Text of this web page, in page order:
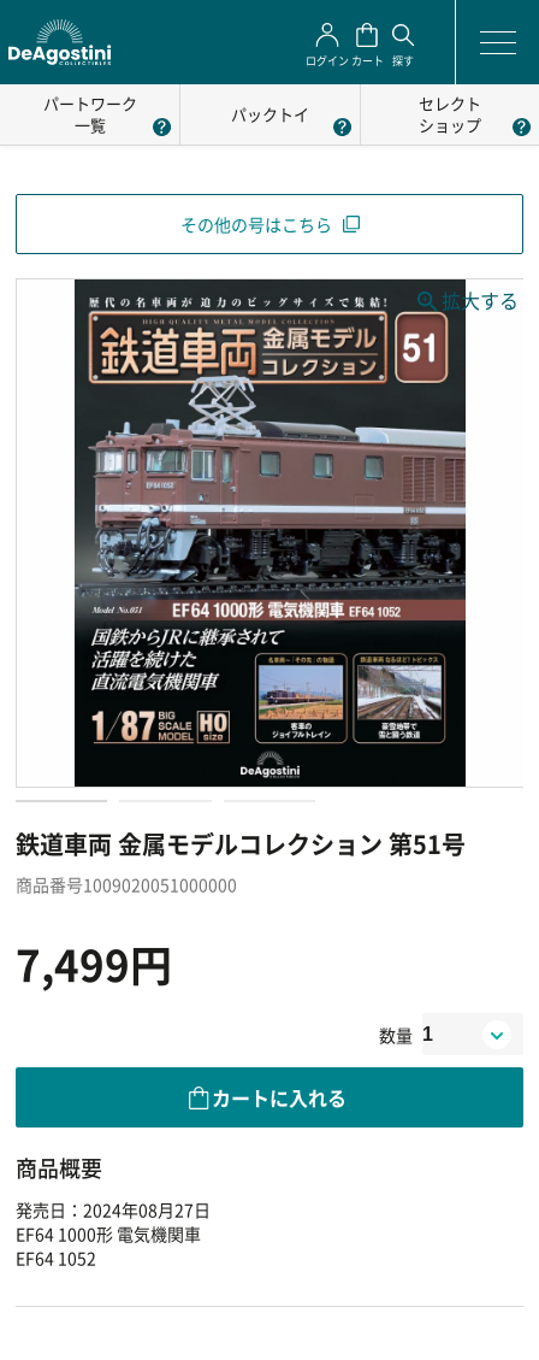
ログイン カート 探す
パートワーク
一覧
パックトイ
セレクト
ショップ
その他の号はこちら
鉄道車両 金属モデルコレクション 第51号
商品番号1009020051000000
7,499円
数量
カートに入れる
商品概要
発売日：2024年08月27日
EF64 1000形 電気機関車
EF64 1052